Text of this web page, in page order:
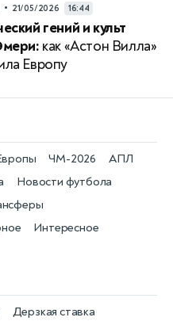
• 21/05/2026 16:44
гений и культ
как «Астон Вилла»
Европу
Новости футбола
ЧМ-2026 АПЛ
Интересное
Дерзкая ставка